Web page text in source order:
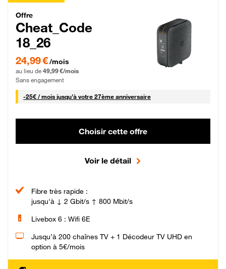
Cheat_Code Fibre_18_26
Offre
Cheat_Code
18_26
24,99 € par mois pendant 0 mois puis 49,99 € par mois, Sans engagement
24,99 €/mois
au lieu de 49,99 €/mois
Sans engagement
-25€ / mois25 € par mois
jusqu'à votre 27ème anniversaire
Choisir cette offre
Voir le détail
Fibre très rapide :
jusqu'à ↓ 2 Gbit/s ↑ 800 Mbit/s
Livebox 6 : Wifi 6E
Jusqu’à 200 chaînes TV + 1 Décodeur TV UHD en
option à 5€/mois